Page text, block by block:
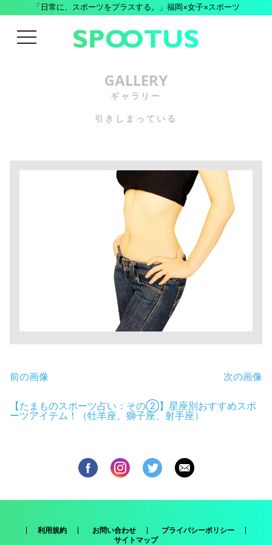
「日常に、スポーツをプラスする。」福岡×女子×スポーツ
menu
GALLERY
ギャラリー
引きしまっている
前の画像 次の画像
【たまものスポーツ占い：その②】星座別おすすめスポ
ーツアイテム！（牡羊座、獅子座、射手座）
利用規約 お問い合わせ
プライバシーポリシー
サイトマップ